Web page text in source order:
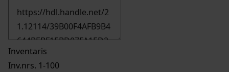
Inventaris
Inv.nrs. 1-100